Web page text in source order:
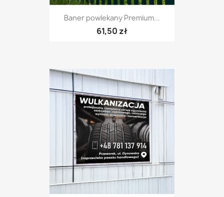
Baner powlekany Premium...
61,50 zł